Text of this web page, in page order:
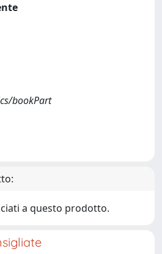
bookPart
a questo prodotto.